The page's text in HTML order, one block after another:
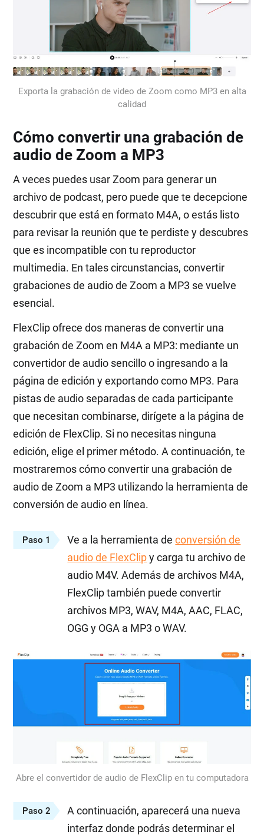
Exporta la grabación de video de Zoom como MP3 en alta
calidad
Cómo convertir una grabación de
audio de Zoom a MP3
A veces puedes usar Zoom para generar un
archivo de podcast, pero puede que te decepcione
descubrir que está en formato M4A, o estás listo
para revisar la reunión que te perdiste y descubres
que es incompatible con tu reproductor
multimedia. En tales circunstancias, convertir
grabaciones de audio de Zoom a MP3 se vuelve
esencial.
FlexClip ofrece dos maneras de convertir una
grabación de Zoom en M4A a MP3: mediante un
convertidor de audio sencillo o ingresando a la
página de edición y exportando como MP3. Para
pistas de audio separadas de cada participante
que necesitan combinarse, dirígete a la página de
edición de FlexClip. Si no necesitas ninguna
edición, elige el primer método. A continuación, te
mostraremos cómo convertir una grabación de
audio de Zoom a MP3 utilizando la herramienta de
conversión de audio en línea.
Paso 1 Ve a la herramienta deconversión de
audio de FlexClipy carga tu archivo de
audio M4V. Además de archivos M4A,
FlexClip también puede convertir
archivos MP3, WAV, M4A, AAC, FLAC,
OGG y OGA a MP3 o WAV.
Abre el convertidor de audio de FlexClip en tu computadora
Paso 2
A continuación, aparecerá una nueva
interfaz donde podrás determinar el